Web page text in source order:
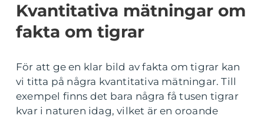
Kvantitativa mätningar om
fakta om tigrar
För att ge en klar bild av fakta om tigrar kan
vi titta på några kvantitativa mätningar. Till
exempel finns det bara några få tusen tigrar
kvar i naturen idag, vilket är en oroande